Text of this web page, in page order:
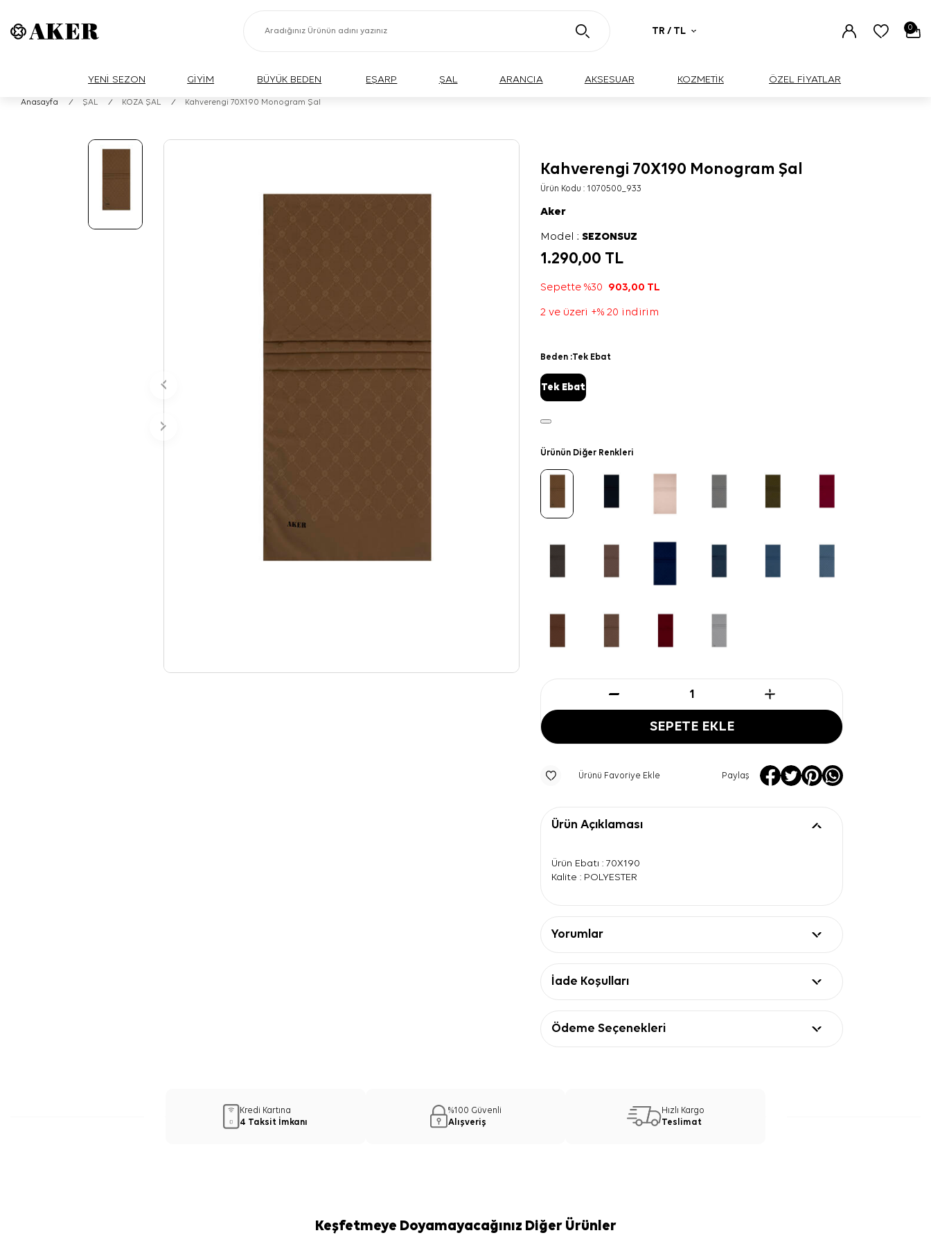
TR / TL 0
YENİ SEZON GİYİM BÜYÜK BEDEN EŞARP ŞAL ARANCIA AKSESUAR KOZMETİK ÖZEL FİYATLAR
Anasayfa / ŞAL / KOZA ŞAL / Kahverengi 70X190 Monogram Şal
Kahverengi 70X190 Monogram Şal
Ürün Kodu : 1070500_933
Aker
Model :SEZONSUZ
1.290,00 TL
Sepette %30 903,00 TL
2 ve üzeri +% 20 indirim
Beden :Tek Ebat
Tek Ebat
Ürünün Diğer Renkleri
SEPETE EKLE
Ürünü Favoriye Ekle Paylaş
Ürün Açıklaması
Ürün Ebatı : 70X190
Kalite : POLYESTER
Yorumlar
İade Koşulları
Ödeme Seçenekleri
Kredi Kartına
4 Taksit İmkanı
%100 Güvenli
Alışveriş
Hızlı Kargo
Teslimat
Keşfetmeye Doyamayacağınız Diğer Ürünler